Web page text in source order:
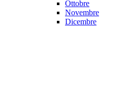
Ottobre
Novembre
Dicembre